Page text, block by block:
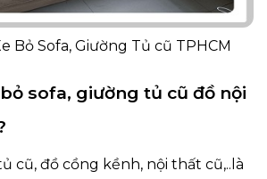
Bỏ Sofa, Giường Tủ cũ TPHCM
bỏ sofa, giường tủ cũ đồ nội
cũ, đồ cồng kềnh, nội thất cũ,..là